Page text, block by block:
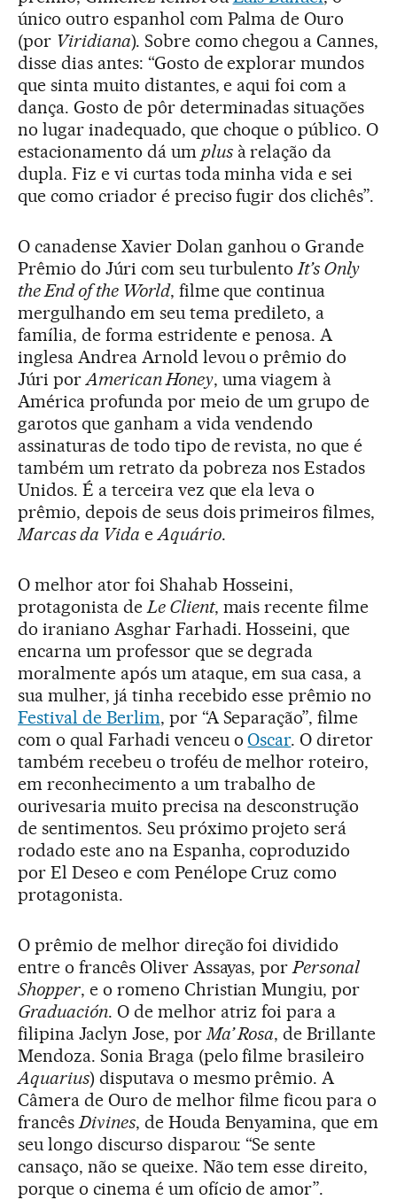
único outro espanhol com Palma de Ouro
(por Viridiana). Sobre como chegou a Cannes,
disse dias antes: “Gosto de explorar mundos
que sinta muito distantes, e aqui foi com a
dança. Gosto de pôr determinadas situações
no lugar inadequado, que choque o público. O
estacionamento dá um plusà relação da
dupla. Fiz e vi curtas toda minha vida e sei
que como criador é preciso fugir dos clichês”.
O canadense Xavier Dolan ganhou o Grande
Prêmio do Júri com seu turbulento It’s Only
the End of the World, filme que continua
mergulhando em seu tema predileto, a
família, de forma estridente e penosa. A
inglesa Andrea Arnold levou o prêmio do
Júri por American Honey, uma viagem à
América profunda por meio de um grupo de
garotos que ganham a vida vendendo
assinaturas de todo tipo de revista, no que é
também um retrato da pobreza nos Estados
Unidos. É a terceira vez que ela leva o
prêmio, depois de seus dois primeiros filmes,
Marcas da Vida e Aquário.
O melhor ator foi Shahab Hosseini,
protagonista de Le Client, mais recente filme
do iraniano Asghar Farhadi. Hosseini, que
encarna um professor que se degrada
moralmente após um ataque, em sua casa, a
sua mulher, já tinha recebido esse prêmio no
Festival de Berlim, por “A Separação”, filme
com o qual Farhadi venceu o Oscar. O diretor
também recebeu o troféu de melhor roteiro,
em reconhecimento a um trabalho de
ourivesaria muito precisa na desconstrução
de sentimentos. Seu próximo projeto será
rodado este ano na Espanha, coproduzido
por El Deseo e com Penélope Cruz como
protagonista.
O prêmio de melhor direção foi dividido
entre o francês Oliver Assayas, por Personal
Shopper, e o romeno Christian Mungiu, por
Graduación. O de melhor atriz foi para a
filipina Jaclyn Jose, por Ma’ Rosa, de Brillante
Mendoza. Sonia Braga (pelo filme brasileiro
Aquarius) disputava o mesmo prêmio. A
Câmera de Ouro de melhor filme ficou para o
francês Divines, de Houda Benyamina, que em
seu longo discurso disparou: “Se sente
cansaço, não se queixe. Não tem esse direito,
porque o cinema é um ofício de amor”.